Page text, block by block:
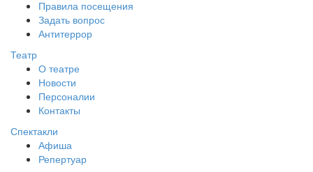
Правила посещения
Задать вопрос
Антитеррор
Театр
О театре
Новости
Персоналии
Контакты
Спектакли
Афиша
Репертуар